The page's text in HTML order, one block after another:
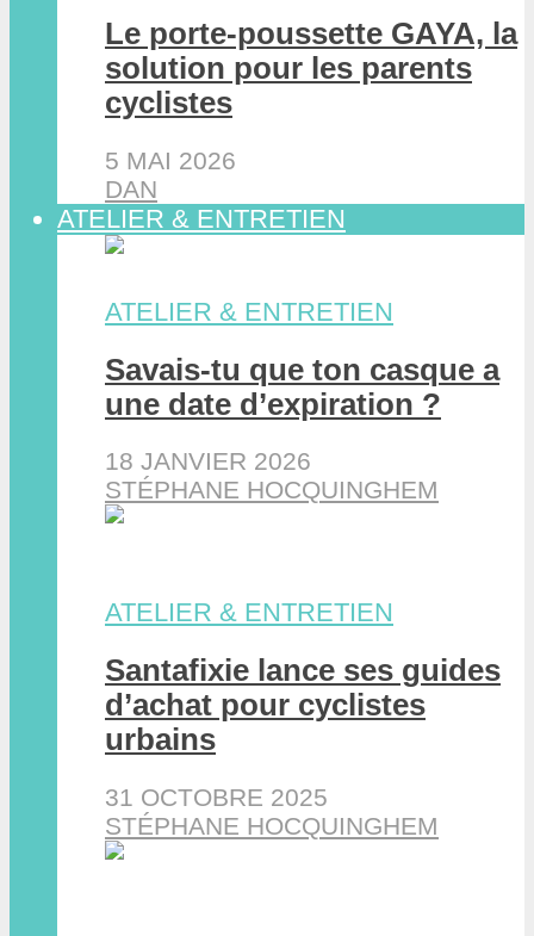
Le porte-poussette GAYA, la
solution pour les parents
cyclistes
5 MAI 2026
DAN
ATELIER & ENTRETIEN
ATELIER & ENTRETIEN
Savais-tu que ton casque a
une date d’expiration ?
18 JANVIER 2026
STÉPHANE HOCQUINGHEM
ATELIER & ENTRETIEN
Santafixie lance ses guides
d’achat pour cyclistes
urbains
31 OCTOBRE 2025
STÉPHANE HOCQUINGHEM